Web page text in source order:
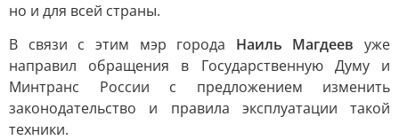
но и для всей страны.
В связи с этим мэр города Наиль Магдеев уже
направил обращения в Государственную Думу и
Минтранс России с предложением изменить
законодательство и правила эксплуатации такой
техники.